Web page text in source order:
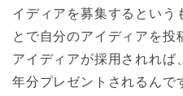
イディアを募集するという
とで自分のアイディアを投
アイディアが採用されれば
年分プレゼントされるんで